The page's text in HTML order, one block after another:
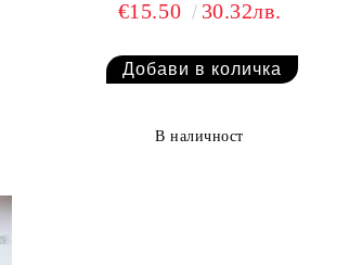
€15.50 30.32лв.
В наличност